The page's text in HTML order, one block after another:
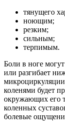
тянущего
ноющим;
резким;
сильным;
терпимым.
Боли в ноге могут
или разгибает
коленями будет
окружающих его
коленных
болевые